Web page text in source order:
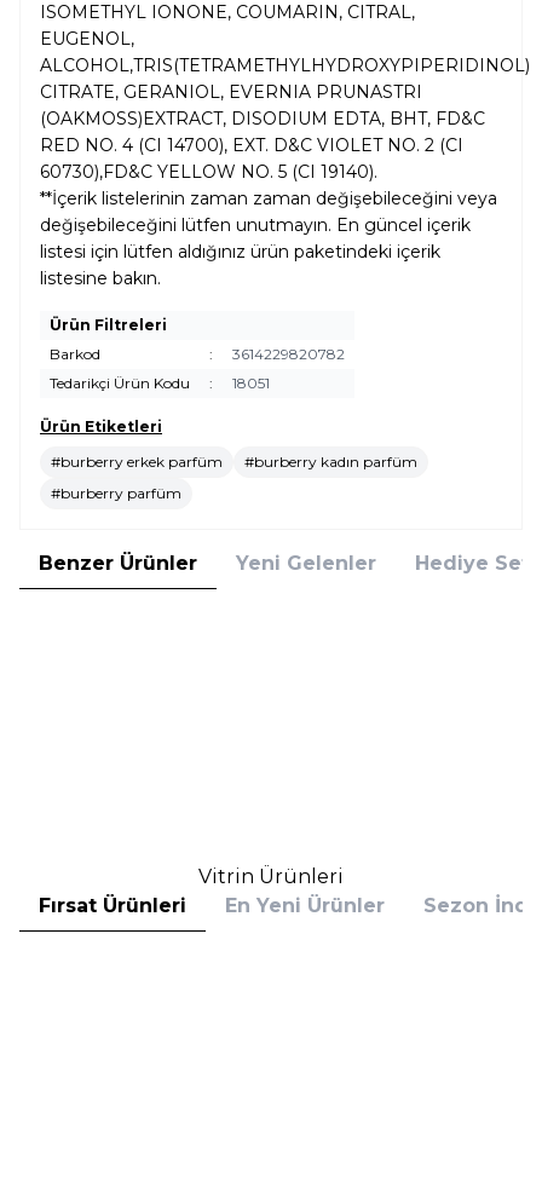
ISOMETHYL IONONE, COUMARIN, CITRAL,
EUGENOL,
ALCOHOL,TRIS(TETRAMETHYLHYDROXYPIPERIDINOL)
CITRATE, GERANIOL, EVERNIA PRUNASTRI
(OAKMOSS)EXTRACT, DISODIUM EDTA, BHT, FD&C
RED NO. 4 (CI 14700), EXT. D&C VIOLET NO. 2 (CI
60730),FD&C YELLOW NO. 5 (CI 19140).
**İçerik listelerinin zaman zaman değişebileceğini veya
değişebileceğini lütfen unutmayın. En güncel içerik
listesi için lütfen aldığınız ürün paketindeki içerik
listesine bakın.
Ürün Filtreleri
Barkod
:
3614229820782
Tedarikçi Ürün Kodu
: 18051
Ürün Etiketleri
#burberry erkek parfüm
#burberry kadın parfüm
#burberry parfüm
Benzer Ürünler Yeni Gelenler Hediye
Vitrin Ürünleri
Fırsat Ürünleri
En Yeni Ürünler Sezon